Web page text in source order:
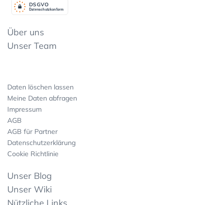
Datenschutzkonform
DSGVO
Über uns
Unser Team
Daten löschen lassen
Meine Daten abfragen
Impressum
AGB
AGB für Partner
Datenschutzerklärung
Cookie Richtlinie
Unser Blog
Unser Wiki